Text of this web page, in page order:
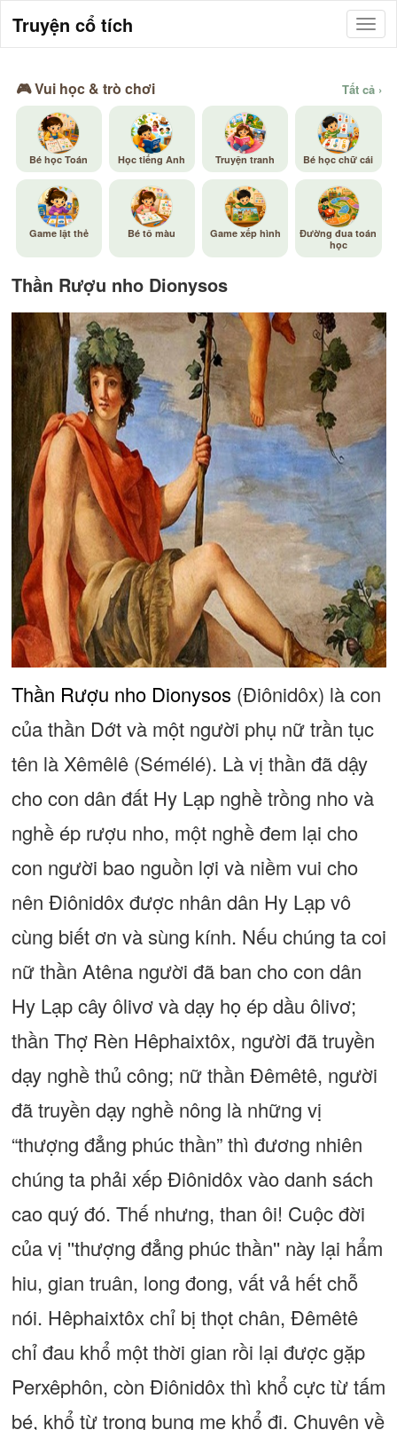
Truyện cổ tích
🎮 Vui học & trò chơi Tất cả ›
Bé học Toán Học tiếng Anh Truyện tranh Bé học chữ cái
Game lật thẻ Bé tô màu Game xếp hình
Đường đua toán
học
Thần Rượu nho Dionysos
Thần Rượu nho Dionysos (Điônidôx) là con
của thần Dớt và một người phụ nữ trần tục
tên là Xêmêlê (Sémélé). Là vị thần đã dậy
cho con dân đất Hy Lạp nghề trồng nho và
nghề ép rượu nho, một nghề đem lại cho
con người bao nguồn lợi và niềm vui cho
nên Điônidôx được nhân dân Hy Lạp vô
cùng biết ơn và sùng kính. Nếu chúng ta coi
nữ thần Atêna người đã ban cho con dân
Hy Lạp cây ôlivơ và dạy họ ép dầu ôlivơ;
thần Thợ Rèn Hêphaixtôx, người đã truyền
dạy nghề thủ công; nữ thần Đêmêtê, người
đã truyền dạy nghề nông là những vị
“thượng đẳng phúc thần” thì đương nhiên
chúng ta phải xếp Điônidôx vào danh sách
cao quý đó. Thế nhưng, than ôi! Cuộc đời
của vị ''thượng đẳng phúc thần'' này lại hẩm
hiu, gian truân, long đong, vất vả hết chỗ
nói. Hêphaixtôx chỉ bị thọt chân, Đêmêtê
chỉ đau khổ một thời gian rồi lại được gặp
Perxêphôn, còn Điônidôx thì khổ cực từ tấm
bé, khổ từ trong bụng mẹ khổ đi. Chuyện về